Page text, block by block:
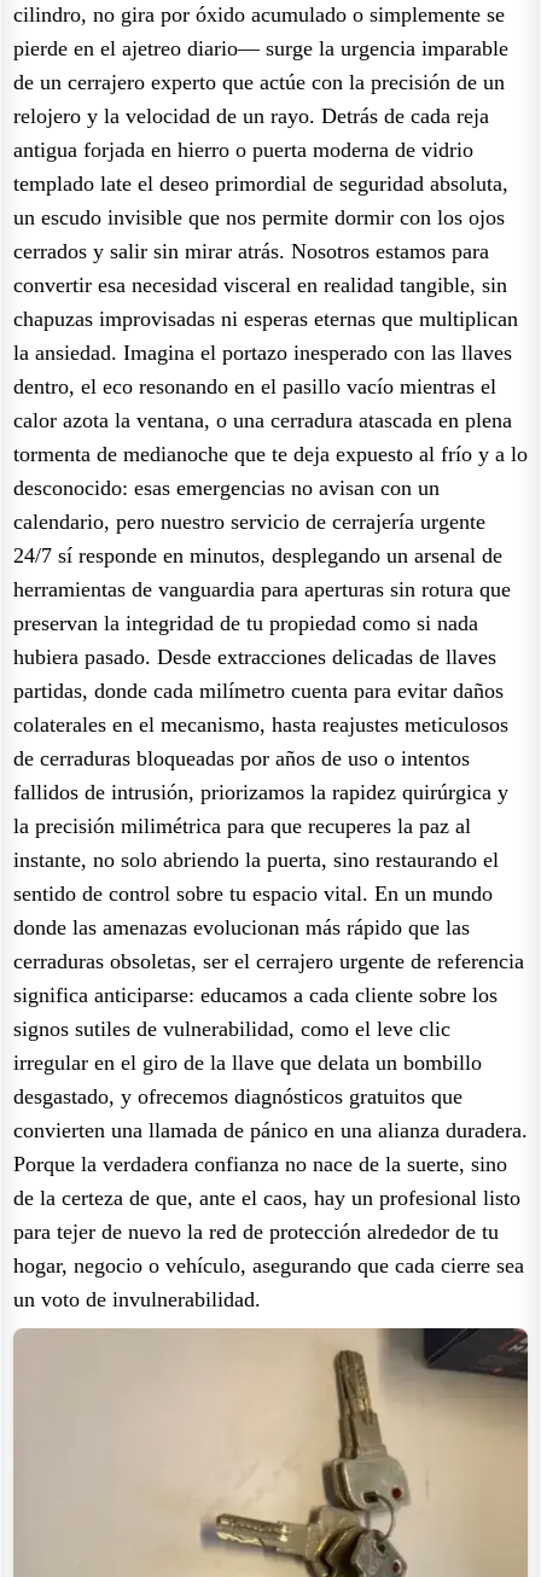
cilindro, no gira por óxido acumulado o simplemente se
pierde en el ajetreo diario— surge la urgencia imparable
de un cerrajero experto que actúe con la precisión de un
relojero y la velocidad de un rayo. Detrás de cada reja
antigua forjada en hierro o puerta moderna de vidrio
templado late el deseo primordial de seguridad absoluta,
un escudo invisible que nos permite dormir con los ojos
cerrados y salir sin mirar atrás. Nosotros estamos para
convertir esa necesidad visceral en realidad tangible, sin
chapuzas improvisadas ni esperas eternas que multiplican
la ansiedad. Imagina el portazo inesperado con las llaves
dentro, el eco resonando en el pasillo vacío mientras el
calor azota la ventana, o una cerradura atascada en plena
tormenta de medianoche que te deja expuesto al frío y a lo
desconocido: esas emergencias no avisan con un
calendario, pero nuestro servicio de cerrajería urgente
24/7 sí responde en minutos, desplegando un arsenal de
herramientas de vanguardia para aperturas sin rotura que
preservan la integridad de tu propiedad como si nada
hubiera pasado. Desde extracciones delicadas de llaves
partidas, donde cada milímetro cuenta para evitar daños
colaterales en el mecanismo, hasta reajustes meticulosos
de cerraduras bloqueadas por años de uso o intentos
fallidos de intrusión, priorizamos la rapidez quirúrgica y
la precisión milimétrica para que recuperes la paz al
instante, no solo abriendo la puerta, sino restaurando el
sentido de control sobre tu espacio vital. En un mundo
donde las amenazas evolucionan más rápido que las
cerraduras obsoletas, ser el cerrajero urgente de referencia
significa anticiparse: educamos a cada cliente sobre los
signos sutiles de vulnerabilidad, como el leve clic
irregular en el giro de la llave que delata un bombillo
desgastado, y ofrecemos diagnósticos gratuitos que
convierten una llamada de pánico en una alianza duradera.
Porque la verdadera confianza no nace de la suerte, sino
de la certeza de que, ante el caos, hay un profesional listo
para tejer de nuevo la red de protección alrededor de tu
hogar, negocio o vehículo, asegurando que cada cierre sea
un voto de invulnerabilidad.